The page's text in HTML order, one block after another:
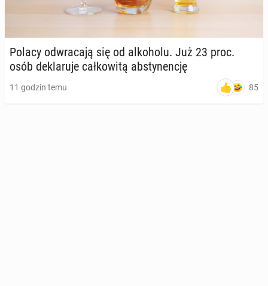
Polacy od­wra­ca­ją się od al­ko­ho­lu. Już 23 proc.
osób de­kla­ru­je cał­ko­wi­tą abs­ty­nen­cję
11 godzin temu 85